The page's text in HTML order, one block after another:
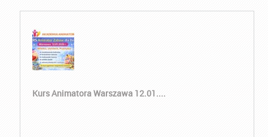
Kurs Animatora Warszawa 12.01....